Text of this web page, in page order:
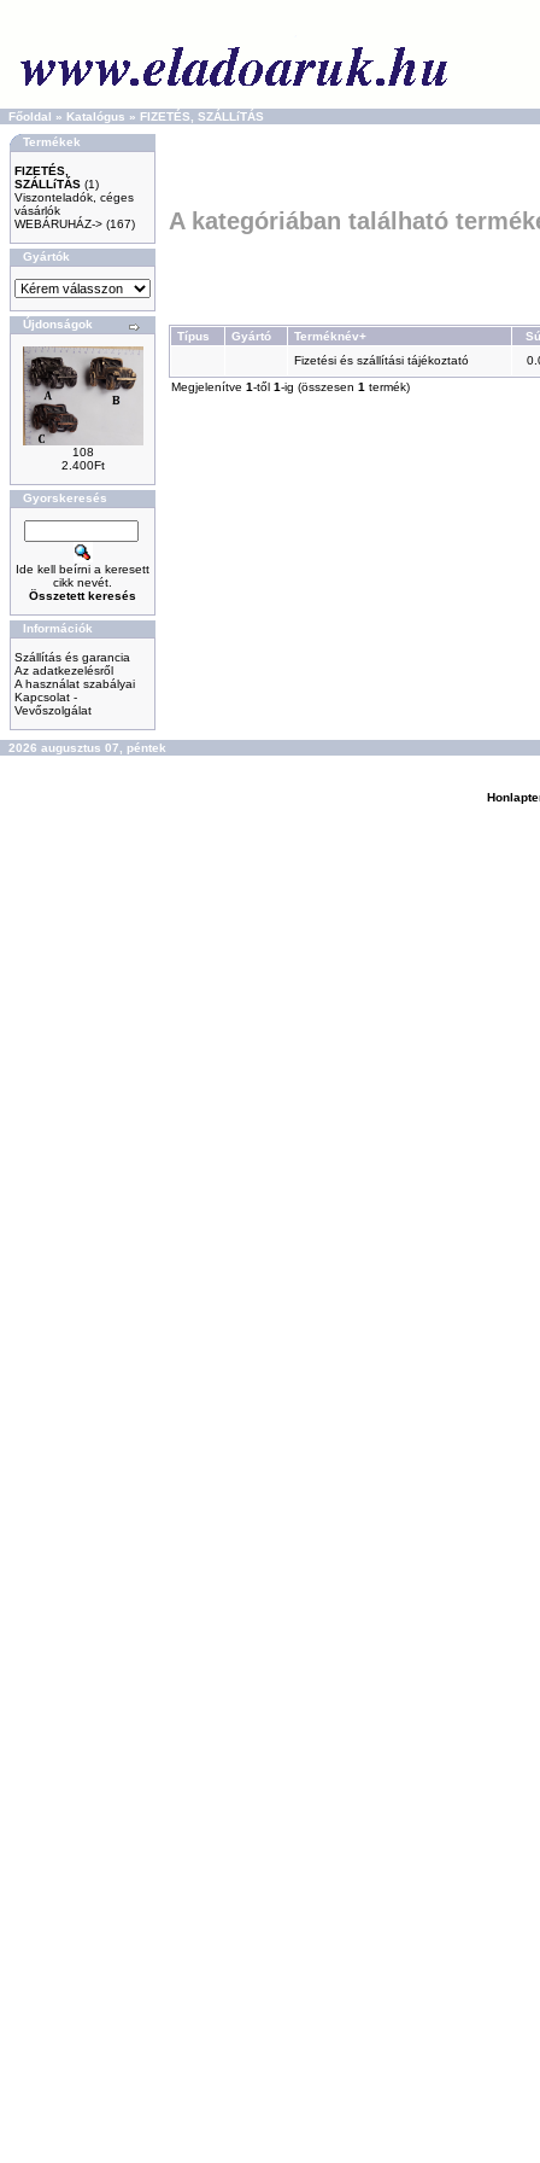
Főoldal » Katalógus » FIZETÉS, SZÁLLíTÁS
Termékek
FIZETÉS,
SZÁLLíTÁS (1)
Viszonteladók, céges
vásárlók
WEBÁRUHÁZ-> (167)
Gyártók
Újdonságok
108
2.400Ft
Gyorskeresés
Ide kell beírni a keresett
cikk nevét.
Összetett keresés
Információk
Szállítás és garancia
Az adatkezelésről
A használat szabályai
Kapcsolat -
Vevőszolgálat
A kategóriában található
Típus Gyártó Terméknév+
Fizetési és szállítási tájékoztató
Megjelenítve 1-től 1-ig (összesen 1 termék)
2026 augusztus 07, péntek